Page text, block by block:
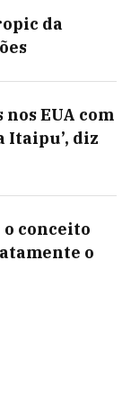
da
EUA com
Itaipu’, diz
conceito
o